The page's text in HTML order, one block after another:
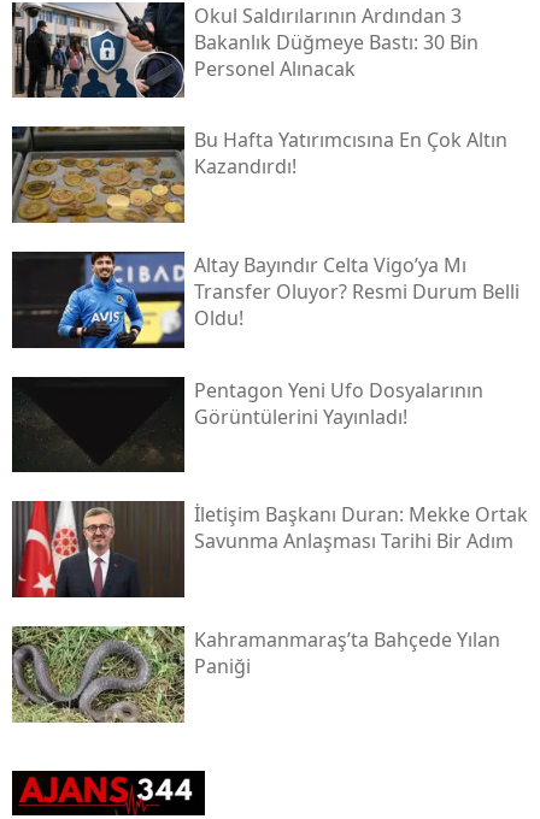
Okul Saldırılarının Ardından 3
Bakanlık Düğmeye Bastı: 30 Bin
Personel Alınacak
Bu Hafta Yatırımcısına En Çok Altın
Kazandırdı!
Altay Bayındır Celta Vigo’ya Mı
Transfer Oluyor? Resmi Durum Belli
Oldu!
Pentagon Yeni Ufo Dosyalarının
Görüntülerini Yayınladı!
İletişim Başkanı Duran: Mekke Ortak
Savunma Anlaşması Tarihi Bir Adım
Kahramanmaraş’ta Bahçede Yılan
Paniği